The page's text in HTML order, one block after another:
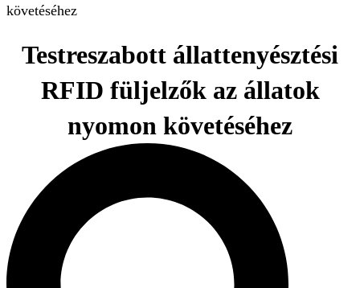
követéséhez
Testreszabott állattenyésztési
RFID füljelzők az állatok
nyomon követéséhez